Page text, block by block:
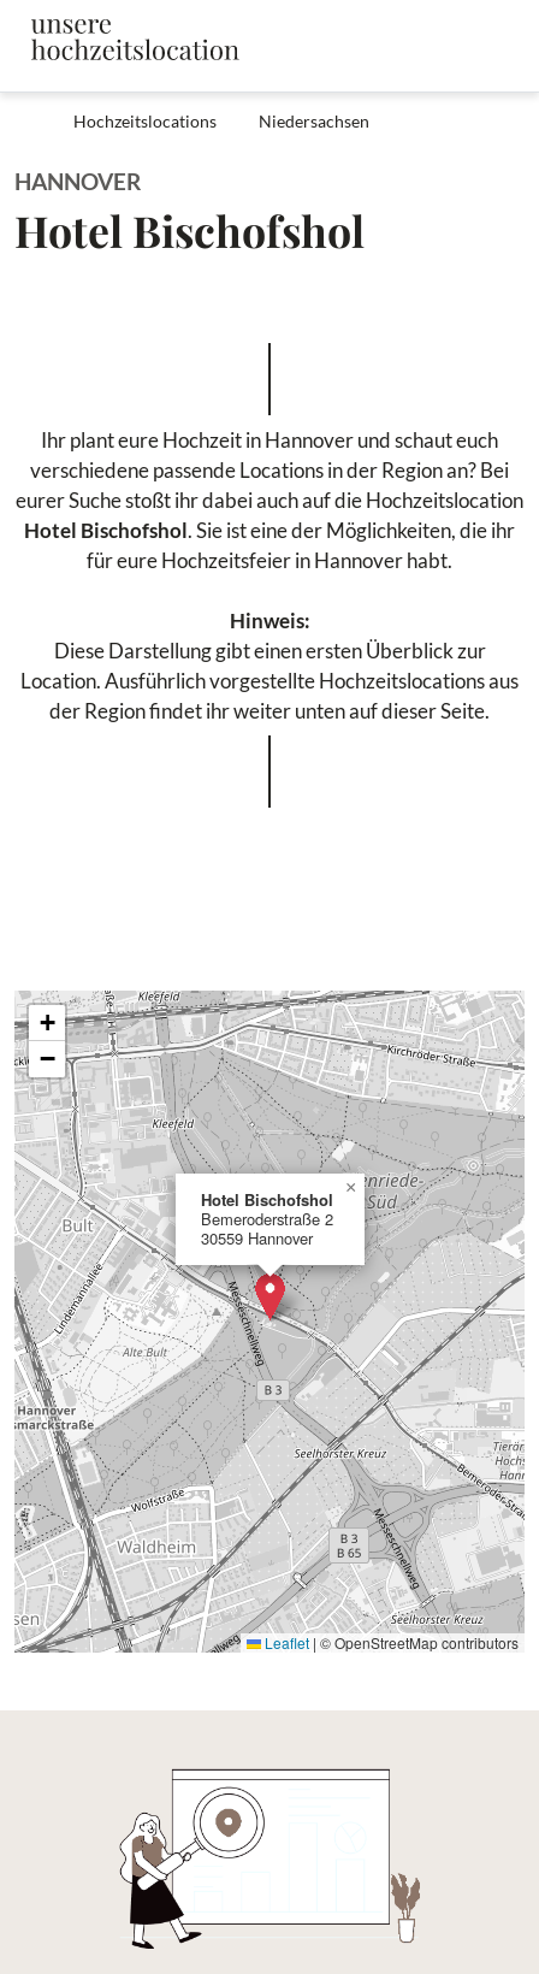
Hochzeitslocations Niedersachsen
HANNOVER
Hotel Bischofshol
Ihr plant eure Hochzeit in Hannover und schaut euch
verschiedene passende Locations in der Region an? Bei
eurer Suche stoßt ihr dabei auch auf die Hochzeitslocation
Hotel Bischofshol. Sie ist eine der Möglichkeiten, die ihr
für eure Hochzeitsfeier in Hannover habt.
Hinweis:
Diese Darstellung gibt einen ersten Überblick zur
Location. Ausführlich vorgestellte Hochzeitslocations aus
der Region findet ihr weiter unten auf dieser Seite.
Hotel Bischofshol
Bemeroderstraße 2
30559 Hannover
×
+
−
Leaflet | © OpenStreetMap contributors